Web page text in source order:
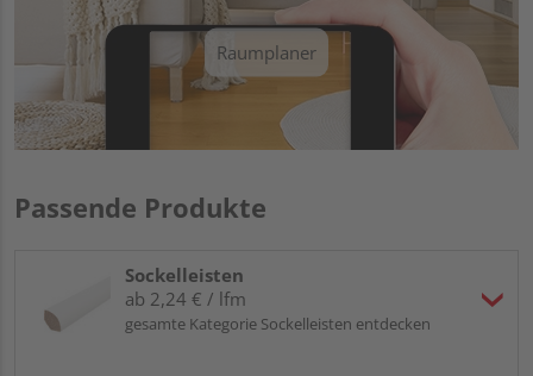
Raumplaner
Passende Produkte
Sockelleisten
ab 2,24 € / lfm
gesamte Kategorie Sockelleisten entdecken